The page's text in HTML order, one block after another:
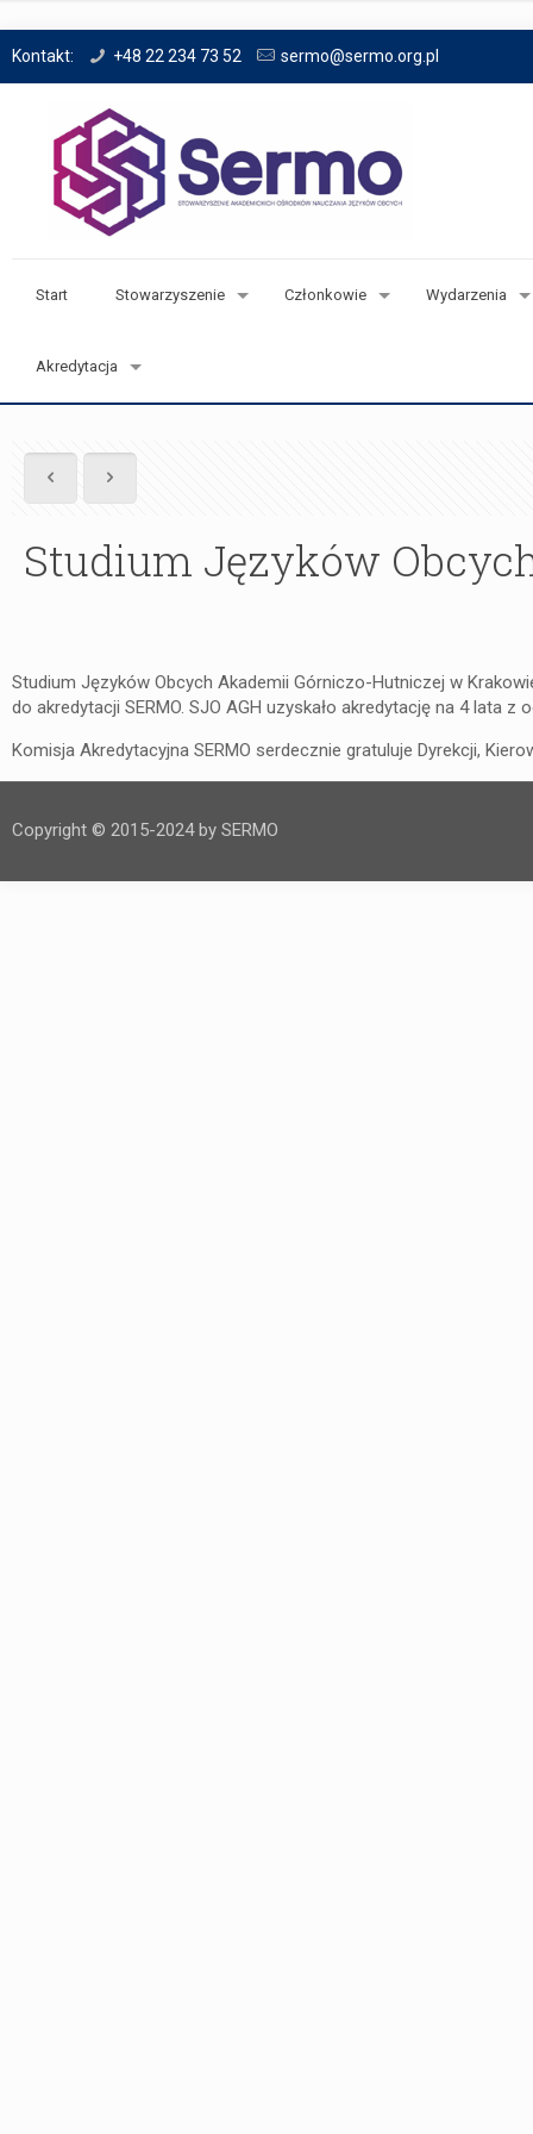
Kontakt: +48 22 234 73 52 sermo@sermo.org.pl
Start Stowarzyszenie Członkowie Wydarzenia
Akredytacja
Studium Języków
Studium Języków Obcych Akademii Górniczo-Hutniczej w
do akredytacji SERMO. SJO AGH uzyskało akredytację na 4 lata z
Komisja Akredytacyjna SERMO serdecznie gratuluje Dyrekcji,
Copyright © 2015-2024 by SERMO